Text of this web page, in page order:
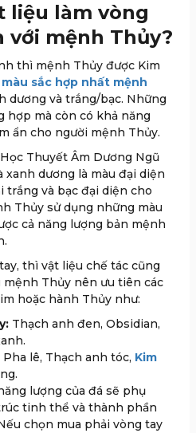
liệu làm vòng
với mệnh Thủy?
thì mệnh Thủy được Kim
màu sắc hợp nhất mệnh
dương và trắng/bạc. Những
hợp mà còn có khả năng
ẩn cho người mệnh Thủy.
Thuyết Âm Dương Ngũ
xanh dương là màu đại diện
và bạc đại diện cho
Thủy sử dụng những màu
cả năng lượng bản mệnh
thì vật liệu chế tác cũng
Thủy nên ưu tiên các
hoặc hành Thủy như:
Thạch anh đen, Obsidian,
Pha lê, Thạch anh tóc, Kim
lượng của đá sẽ phụ
tinh thể và thành phần
chọn mua phải vòng tay